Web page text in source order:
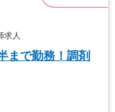
求人
まで勤務！調剤